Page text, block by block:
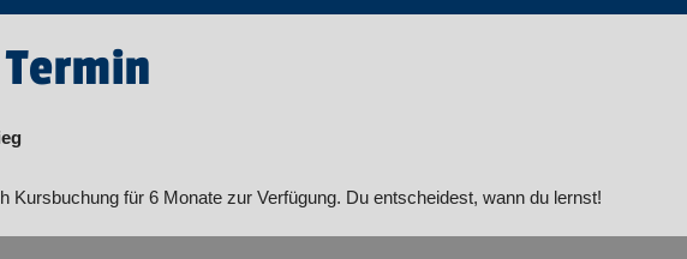
Kursbuchung für 6 Monate zur Verfügung. Du entscheidest, wann du lernst!